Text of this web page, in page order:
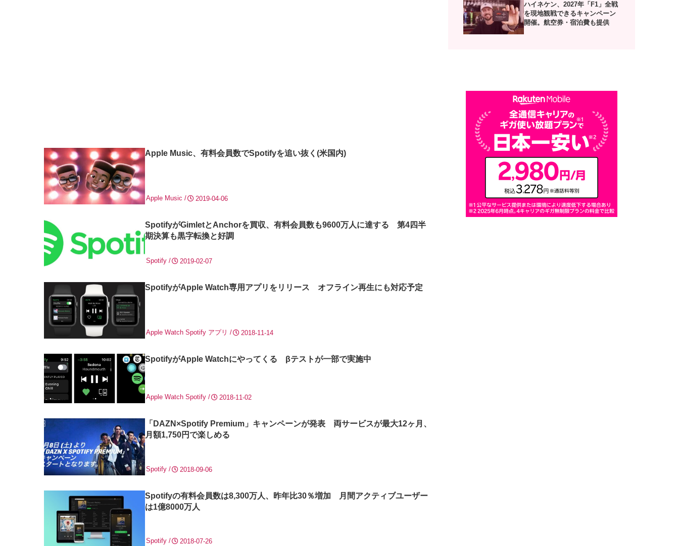
Apple Music、有料会員数でSpotifyを追い抜く(米国内)
2019-04-06
Apple Music
SpotifyがGimletとAnchorを買収、有料会員数も9600万人に達する 第4四半
期決算も黒字転換と好調
2019-02-07
Spotify
SpotifyがApple Watch専用アプリをリリース オフライン再生にも対応予定
2018-11-14
Apple Watch Spotify アプリ
SpotifyがApple Watchにやってくる βテストが一部で実施中
2018-11-02
Apple Watch Spotify
「DAZN×Spotify Premium」キャンペーンが発表 両サービスが最大12ヶ月、
月額1,750円で楽しめる
2018-09-06
Spotify
Spotifyの有料会員数は8,300万人、昨年比30％増加 月間アクティブユーザー
は1億8000万人
2018-07-26
Spotify
ハイネケン、2027年「F1」全戦
を現地観戦できるキャンペーン
開催。航空券・宿泊費も提供